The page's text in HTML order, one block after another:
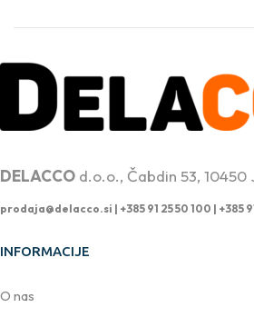
DELACCO d.o.o., Čabdin 53,
prodaja@delacco.si | +385 91 25 50 100 | +385
INFORMACIJE
O nas